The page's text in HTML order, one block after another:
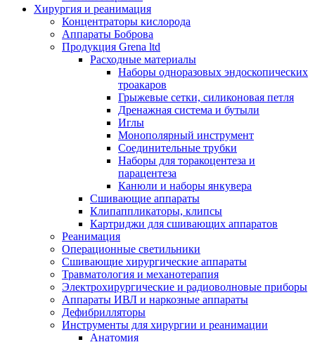
Хирургия и реанимация
Концентраторы кислорода
Аппараты Боброва
Продукция Grena ltd
Расходные материалы
Наборы одноразовых эндоскопических
троакаров
Грыжевые сетки, силиконовая петля
Дренажная система и бутыли
Иглы
Монополярный инструмент
Соединительные трубки
Наборы для торакоцентеза и
парацентеза
Канюли и наборы янкувера
Сшивающие аппараты
Клипаппликаторы, клипсы
Картриджи для сшивающих аппаратов
Реанимация
Операционные светильники
Сшивающие хирургические аппараты
Травматология и механотерапия
Электрохирургические и радиоволновые приборы
Аппараты ИВЛ и наркозные аппараты
Дефибрилляторы
Инструменты для хирургии и реанимации
Анатомия